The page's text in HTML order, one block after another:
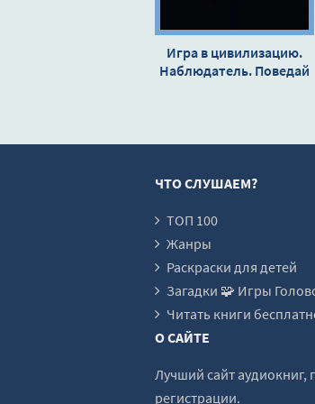
Игра в цивилизацию.
Наблюдатель. Поведай
ЧТО СЛУШАЕМ?
ТОП 100
Жанры
Раскраски для детей
Загадки 🧩 Игры
Читать книги
О САЙТЕ
Лучший сайт аудиокниг,
регистрации.